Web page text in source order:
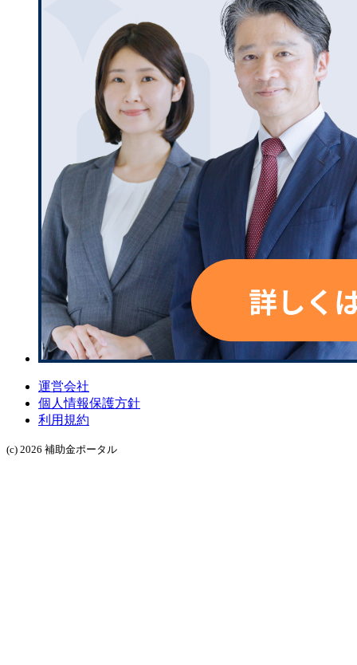
運営会社
個人情報保護方針
利用規約
(c) 2026 補助金ポータル